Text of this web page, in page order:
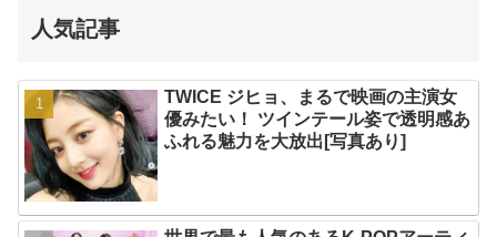
人気記事
TWICE ジヒョ、まるで映画の主演女
優みたい！ ツインテール姿で透明感あ
ふれる魅力を大放出[写真あり]